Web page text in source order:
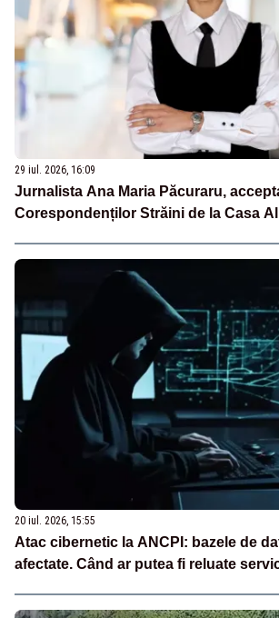
29 iul. 2026, 16:09
Jurnalista Ana Maria Păcuraru,
Corespondenților Străini de la Casa
20 iul. 2026, 15:55
Atac cibernetic la ANCPI: bazele de
afectate. Când ar putea fi reluate